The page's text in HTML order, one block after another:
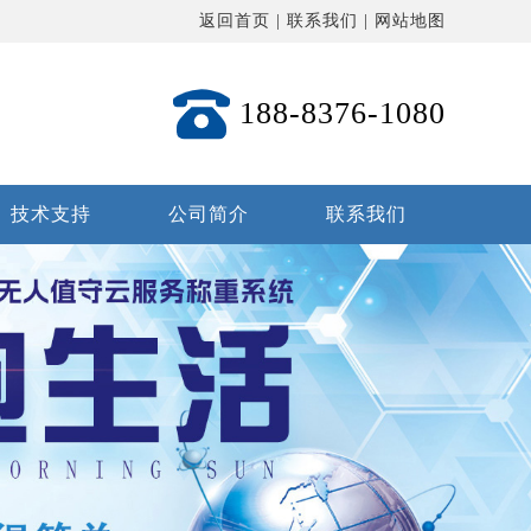
返回首页 联系我们 网站地图
188-8376-1080
技术支持 公司简介 联系我们